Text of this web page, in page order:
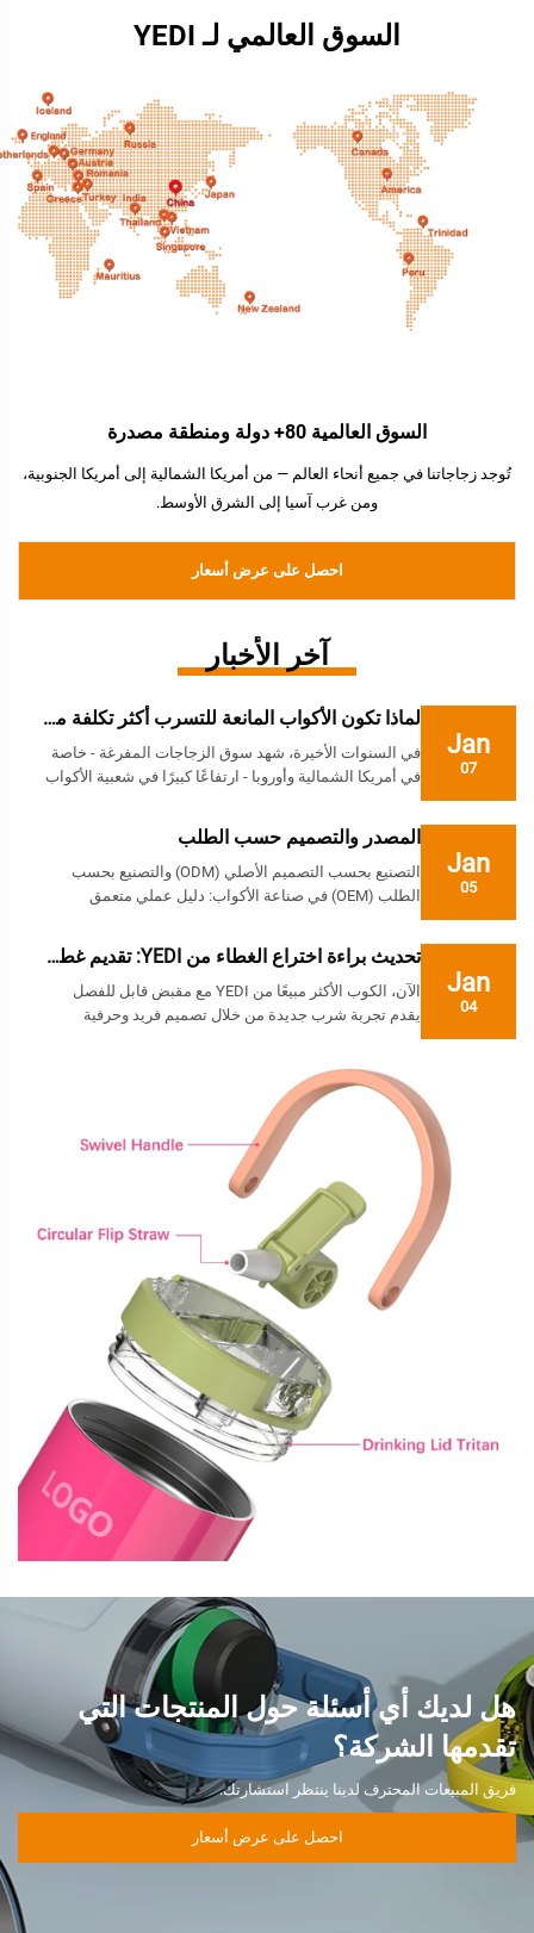
السوق العالمي لـ YEDI
السوق العالمية 80+ دولة ومنطقة مصدرة
تُوجد زجاجاتنا في جميع أنحاء العالم — من أمريكا الشمالية إلى أمريكا الجنوبية،
ومن غرب آسيا إلى الشرق الأوسط.
احصل على عرض أسعار
آخر الأخبار
Jan
07
لماذا تكون الأكواب المانعة للتسرب أكثر تكلفة من...
في السنوات الأخيرة، شهد سوق الزجاجات المفرغة - خاصة
في أمريكا الشمالية وأوروبا - ارتفاعًا كبيرًا في شعبية الأكواب
المانعة للتسرب. سواءً كان ذلك عشاق الطبيعة أو المهنيون
في المدن، يبدو أن الجميع يمتلك كوبًا كبيرًا...
Jan
05
المصدر والتصميم حسب الطلب
التصنيع بحسب التصميم الأصلي (ODM) والتصنيع بحسب
الطلب (OEM) في صناعة الأكواب: دليل عملي متعمق
للعلامات التجارية وتجار التجزئة. كمصنّع للأكواب الفولاذية
المقاومة للصدأ، نسمع غالبًا نفس السؤال من العملاء الجدد
خلال مناقشاتنا الأولى: "ما الفرق بين..."
Jan
04
تحديث براءة اختراع الغطاء من YEDI: تقديم غطاء ج...
الآن، الكوب الأكثر مبيعًا من YEDI مع مقبض قابل للفصل
يقدم تجربة شرب جديدة من خلال تصميم فريد وحرفية
هل لديك أي أسئلة حول المنتجات التي
تقدمها الشركة؟
فريق المبيعات المحترف لدينا ينتظر استشارتك.
احصل على عرض أسعار